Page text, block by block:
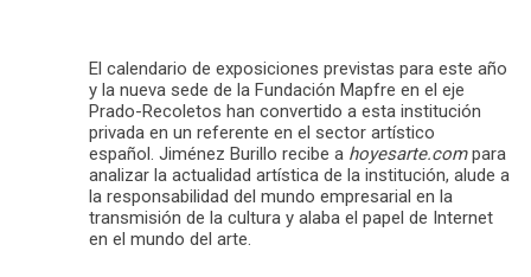
El calendario de exposiciones previstas para este año
y la nueva sede de la Fundación Mapfre en el eje
Prado-Recoletos han convertido a esta institución
privada en un referente en el sector artístico
español. Jiménez Burillo recibe a hoyesarte.compara
analizar la actualidad artística de la institución, alude a
la responsabilidad del mundo empresarial en la
transmisión de la cultura y alaba el papel de Internet
en el mundo del arte.